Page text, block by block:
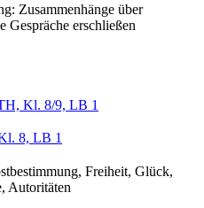
Zusammenhänge über
Gespräche erschließen
Kl. 8/9, LB 1
8, LB 1
Freiheit, Glück,
Autoritäten